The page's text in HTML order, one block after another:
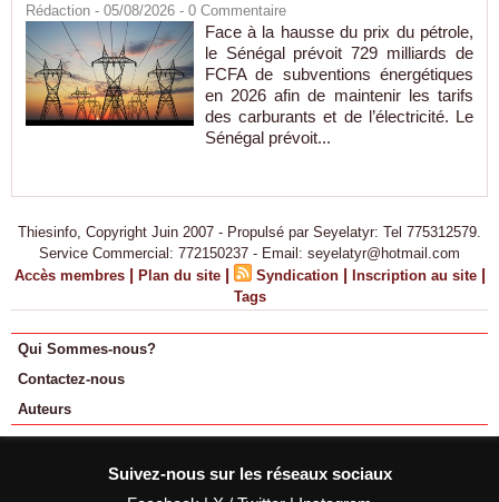
Rédaction - 05/08/2026 - 0 Commentaire
Face à la hausse du prix du pétrole,
le Sénégal prévoit 729 milliards de
FCFA de subventions énergétiques
en 2026 afin de maintenir les tarifs
des carburants et de l’électricité. Le
Sénégal prévoit...
Thiesinfo, Copyright Juin 2007 - Propulsé par Seyelatyr: Tel 775312579.
Service Commercial: 772150237 - Email: seyelatyr@hotmail.com
Accès membres | Plan du site | Syndication | Inscription au site |
Tags
Qui Sommes-nous?
Contactez-nous
Auteurs
Suivez-nous sur les réseaux sociaux